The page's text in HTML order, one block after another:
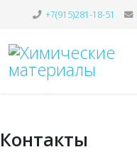
+7(915)281-18-51
Контакты